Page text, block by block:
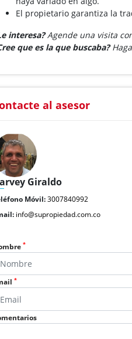
El propietario garantiza la
interesa?Agende una visita
que es la que buscaba?
al asesor
Giraldo
Móvil:3007840992
info@supropiedad.com.co
*
*